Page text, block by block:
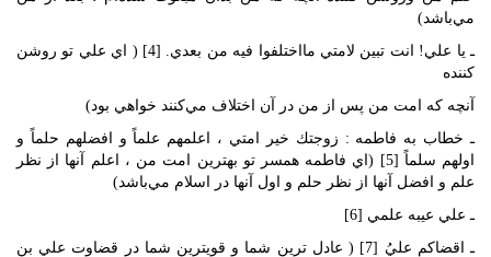
مي‌باشد)
ـ يا علي! انت تبين لامتي مااختلفوا فيه من بعدي. [4] ( اي علي تو روشن
كننده
آنچه كه امت من پس از من در آن اختلاف مي‌كنند خواهي بود)
ـ خطاب به فاطمه : زوجتك خير امتي ، اعلمهم علماً و افضلهم حلماً و
اولهم سلماً [5] (اي فاطمه همسر تو بهترين امت من ، اعلم آنها از نظر
علم و افضل آنها از نظر حلم و اول آنها در اسلام مي‌باشد)
ـ علي عيبه علمي [6]
ـ اقضاكم عليُ [7] ( عادل ترين شما و قويترين شما در قضاوت علي بن